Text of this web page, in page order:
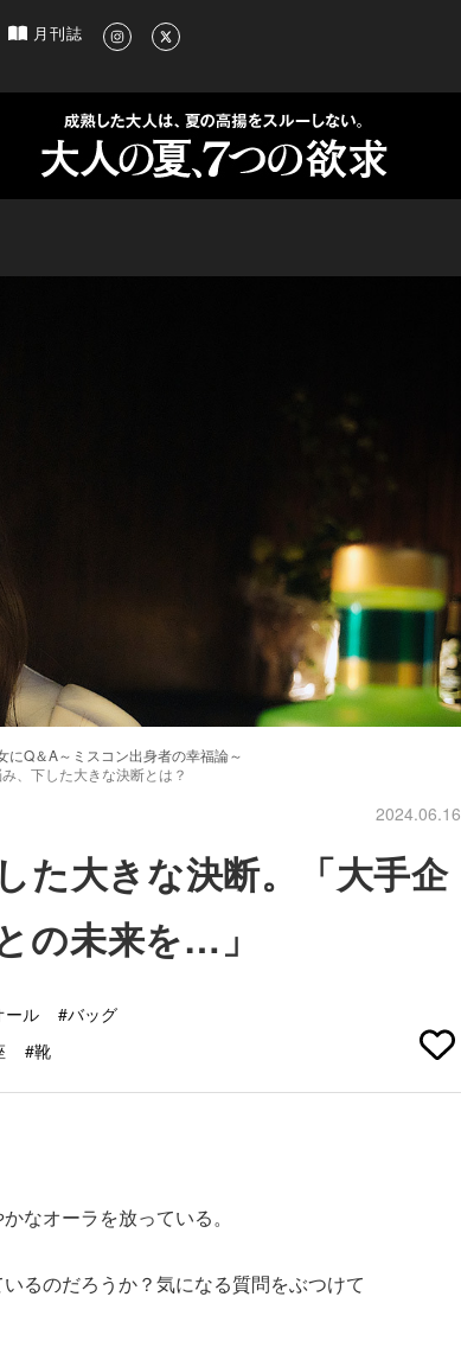
されたライフスタイル情報
月刊誌
にQ＆A～ミスコン出身者の幸福論～
、下した大きな決断とは？
2024.06.16
た大きな決断。「大手企
の未来を…」
ール
#バッグ
#靴
なオーラを放っている。
るのだろうか？気になる質問をぶつけて